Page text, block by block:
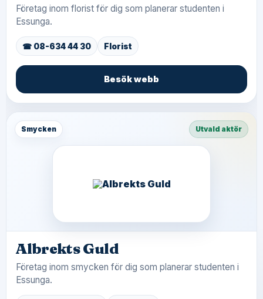
Företag inom florist för dig som planerar studenten i
Essunga.
☎ 08-634 44 30 Florist
Besök webb
Smycken Utvald aktör
Albrekts Guld
Företag inom smycken för dig som planerar studenten i
Essunga.